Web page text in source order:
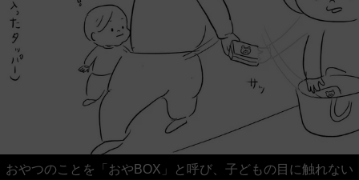
おやつのことを「おやBOX」と呼び、子どもの目に触れない